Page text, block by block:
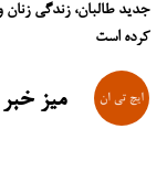
جدید طالبان، زندگی زنان
کرده است
میز خبر